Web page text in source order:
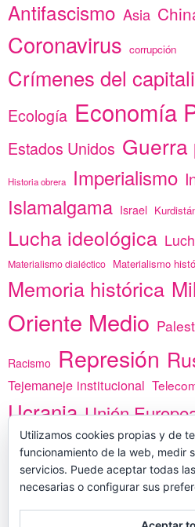
Antifascismo Asia
Coronavirus corrupción
Crímenes del
Ecología Economía
Estados Unidos Guerra
Historia obrera Imperialismo
Islamalgama Israel
Lucha ideológica
Materialismo dialéctico Materialismo
Memoria histórica
Oriente Medio
Racismo Represión
Tejemaneje institucional
Ucrania Unión
vacunas Yemen África
Utilizamos cookies propias y de
funcionamiento de la web, medir
servicios. Puede aceptar todas
necesarias o configurar sus